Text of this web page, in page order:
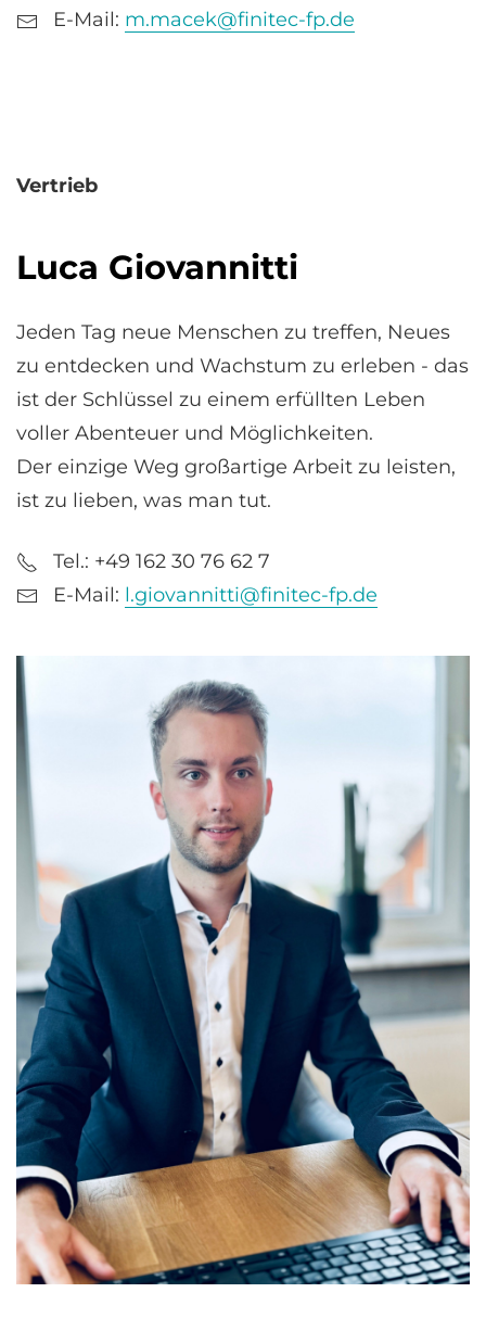
E-Mail: m.macek@finitec-fp.de
Vertrieb
Luca Giovannitti
Jeden Tag neue Menschen zu treffen, Neues
zu entdecken und Wachstum zu erleben - das
ist der Schlüssel zu einem erfüllten Leben
voller Abenteuer und Möglichkeiten.
Der einzige Weg großartige Arbeit zu leisten,
ist zu lieben, was man tut.
Tel.: +49 162 30 76 62 7
E-Mail: l.giovannitti@finitec-fp.de